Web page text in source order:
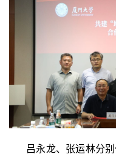
吕永龙、张运林分